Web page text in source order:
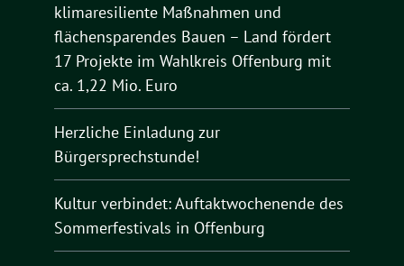
klimaresiliente Maßnahmen und
flächensparendes Bauen – Land fördert
17 Projekte im Wahlkreis Offenburg mit
ca. 1,22 Mio. Euro
Herzliche Einladung zur
Bürgersprechstunde!
Kultur verbindet: Auftaktwochenende des
Sommerfestivals in Offenburg